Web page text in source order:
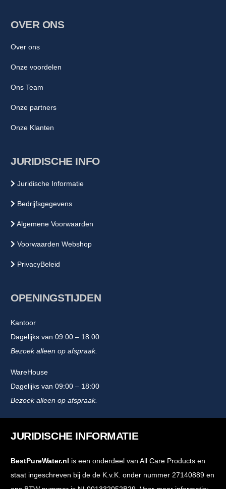
OVER ONS
Over ons
Onze voordelen
Ons Team
Onze partners
Onze Klanten
JURIDISCHE INFO
Juridische Informatie
Bedrijfsgegevens
Algemene Voorwaarden
Voorwaarden Webshop
PrivacyBeleid
OPENINGSTIJDEN
Kantoor
Dagelijks van 09:00 – 18:00
Bezoek alleen op afspraak.
WareHouse
Dagelijks van 09:00 – 18:00
Bezoek alleen op afspraak.
JURIDISCHE INFORMATIE
BestPureWater.nl is een onderdeel van All Care Products en
staat ingeschreven bij de de K.v.K. onder nummer 27140889 en